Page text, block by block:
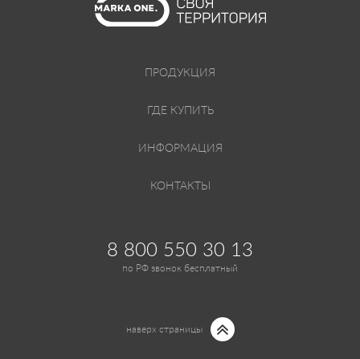
ПРОДУКЦИЯ
ГДЕ КУПИТЬ
ИНФОРМАЦИЯ
КОНТАКТЫ
8 800 550 30 13
по РФ звонок бесплатный
наверх страницы